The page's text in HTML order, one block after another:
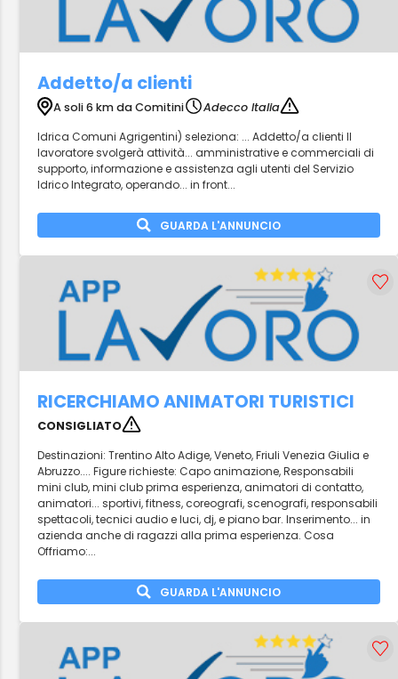
Addetto/a clienti
A soli 6 km da Comitini
Adecco Italia
Idrica Comuni Agrigentini) seleziona: ... Addetto/a clienti Il
lavoratore svolgerà attività... amministrative e commerciali di
supporto, informazione e assistenza agli utenti del Servizio
Idrico Integrato, operando... in front...
GUARDA L'ANNUNCIO
RICERCHIAMO ANIMATORI TURISTICI
CONSIGLIATO
Destinazioni: Trentino Alto Adige, Veneto, Friuli Venezia Giulia e
Abruzzo.... Figure richieste: Capo animazione, Responsabili
mini club, mini club prima esperienza, animatori di contatto,
animatori... sportivi, fitness, coreografi, scenografi, responsabili
spettacoli, tecnici audio e luci, dj, e piano bar. Inserimento... in
azienda anche di ragazzi alla prima esperienza. Cosa
Offriamo:...
GUARDA L'ANNUNCIO